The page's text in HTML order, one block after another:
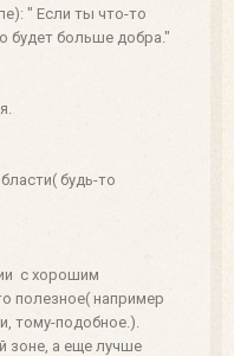
" Если ты что-то
будет больше добра."
будь-то
с хорошим
полезное( например
тому-подобное.).
зоне, а еще лучше